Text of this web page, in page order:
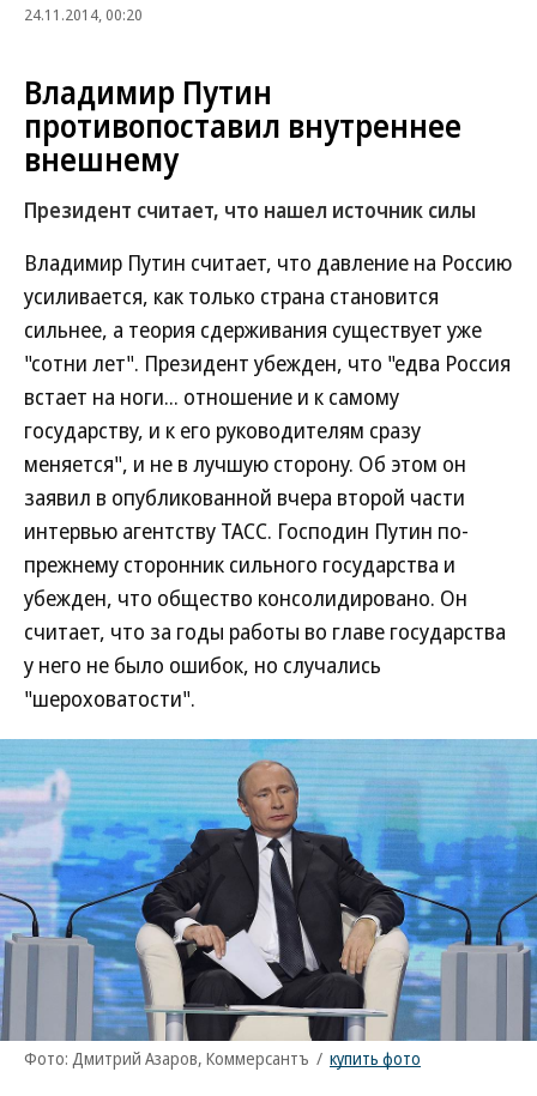
24.11.2014, 00:20
Владимир Путин
противопоставил внутреннее
внешнему
Президент считает, что нашел источник силы
Владимир Путин считает, что давление на Россию
усиливается, как только страна становится
сильнее, а теория сдерживания существует уже
"сотни лет". Президент убежден, что "едва Россия
встает на ноги... отношение и к самому
государству, и к его руководителям сразу
меняется", и не в лучшую сторону. Об этом он
заявил в опубликованной вчера второй части
интервью агентству ТАСС. Господин Путин по-
прежнему сторонник сильного государства и
убежден, что общество консолидировано. Он
считает, что за годы работы во главе государства
у него не было ошибок, но случались
"шероховатости".
Фото: Дмитрий Азаров, Коммерсантъ / купить фото